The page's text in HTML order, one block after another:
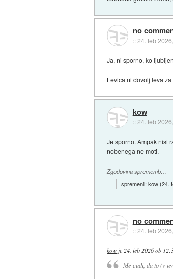
no
::24. feb
Ja, ni sporno, ko
Levica ni dovolj leva za
kow
::24. feb
Je sporno. Ampak nisi
nobenega ne moti.
Zgodovina sprememb…
spremenil:kow(24.
no
::24. feb
kow je 24. feb 2026 ob
Me cudi, da to (v